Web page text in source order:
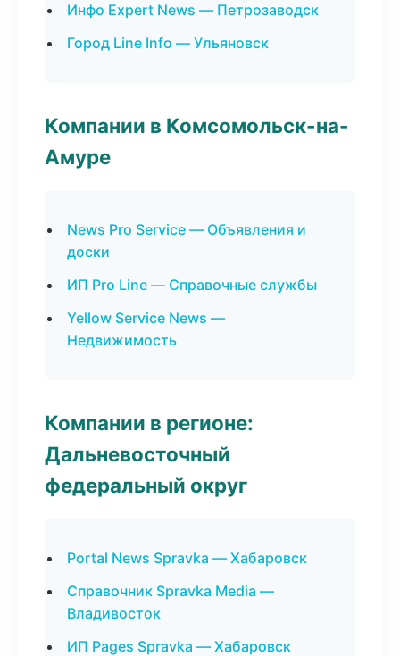
Инфо Expert News — Петрозаводск
Город Line Info — Ульяновск
Компании в Комсомольск-на-
Амуре
News Pro Service — Объявления и
доски
ИП Pro Line — Справочные службы
Yellow Service News —
Недвижимость
Компании в регионе:
Дальневосточный
федеральный округ
Portal News Spravka — Хабаровск
Справочник Spravka Media —
Владивосток
ИП Pages Spravka — Хабаровск